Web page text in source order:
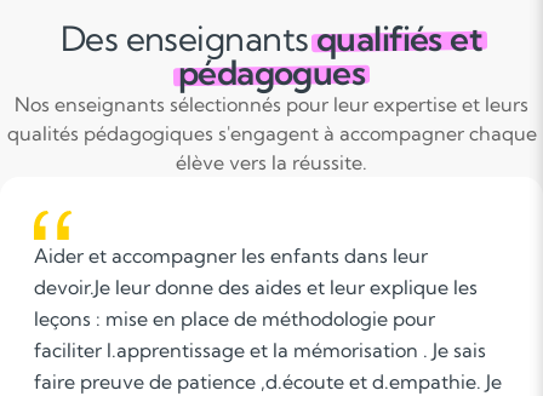
Des enseignantsqualifiés et
pédagogues
Nos enseignants sélectionnés pour leur expertise et leurs
qualités pédagogiques s'engagent à accompagner chaque
élève vers la réussite.
dans leur
et leur explique les
pour
. Je sais
et d.empathie. Je
Bien connaître l'enfant
semble fondamental
ce dont il a besoin.